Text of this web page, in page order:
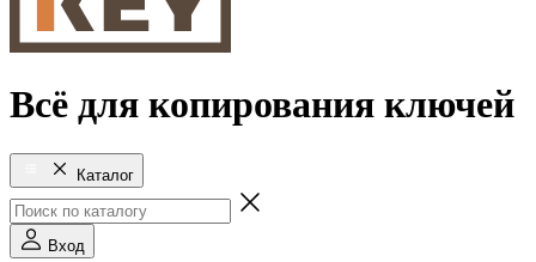
Всё для копирования ключей
Каталог
Вход